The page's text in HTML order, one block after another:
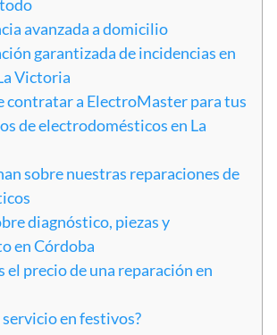
avanzada a domicilio
garantizada de incidencias en
Victoria
contratar a ElectroMaster para tus
de electrodomésticos en La
sobre nuestras reparaciones de
diagnóstico, piezas y
en Córdoba
el precio de una reparación en
servicio en festivos?